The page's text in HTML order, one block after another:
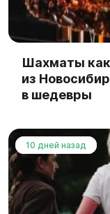
Шахматы
из
в шедевры
10 дней назад